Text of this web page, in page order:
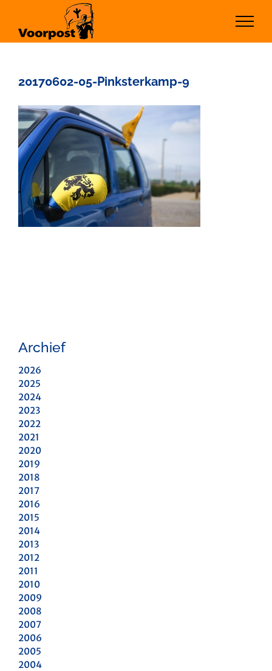
inhoud
20170602-05-Pinksterkamp-9
Archief
2026
2025
2024
2023
2022
2021
2020
2019
2018
2017
2016
2015
2014
2013
2012
2011
2010
2009
2008
2007
2006
2005
2004